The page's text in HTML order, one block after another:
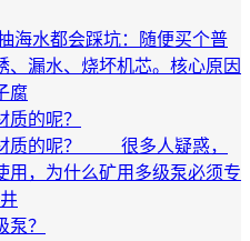
水都会踩坑：随便买个普
漏水、烧坏机芯。核心原因
腐
的呢？
质的呢？ 很多人疑惑，
用，为什么矿用多级泵必须专
？